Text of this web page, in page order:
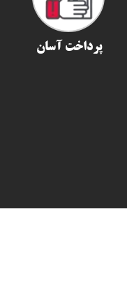
پرداخت آسان